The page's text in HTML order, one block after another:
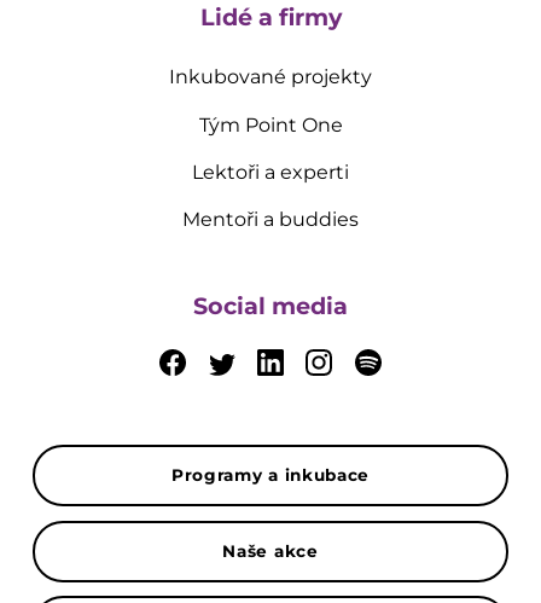
Lidé a firmy
Inkubované projekty
Tým Point One
Lektoři a experti
Mentoři a buddies
Social media
Programy a inkubace
Naše akce